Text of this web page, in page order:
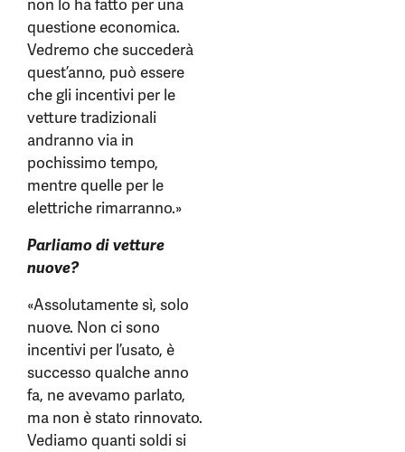
non lo ha fatto per una
questione economica.
Vedremo che succederà
quest’anno, può essere
che gli incentivi per le
vetture tradizionali
andranno via in
pochissimo tempo,
mentre quelle per le
elettriche rimarranno.»
Parliamo di vetture
nuove?
«Assolutamente sì, solo
nuove. Non ci sono
incentivi per l’usato, è
successo qualche anno
fa, ne avevamo parlato,
ma non è stato rinnovato.
Vediamo quanti soldi si